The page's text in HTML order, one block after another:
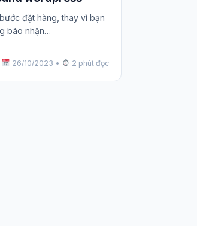
đặt hàng, thay vì bạn
báo nhận…
26/10/2023 • 2 phút đọc